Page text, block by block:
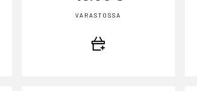
VARASTOSSA